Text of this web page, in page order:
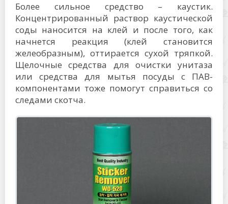
Более сильное средство – каустик.
Концентрированный раствор каустической
соды наносится на клей и после того, как
начнется реакция (клей становится
желеобразным), оттирается сухой тряпкой.
Щелочные средства для очистки унитаза
или средства для мытья посуды с ПАВ-
компонентами тоже помогут справиться со
следами скотча.